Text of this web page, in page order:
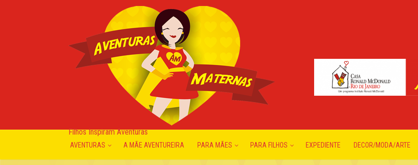
Filhos Inspiram Aventuras
AVENTURAS A MÃE AVENTUREIRA PARA MÃES PARA FILHOS EXPEDIENTE DECOR/MODA/ARTE